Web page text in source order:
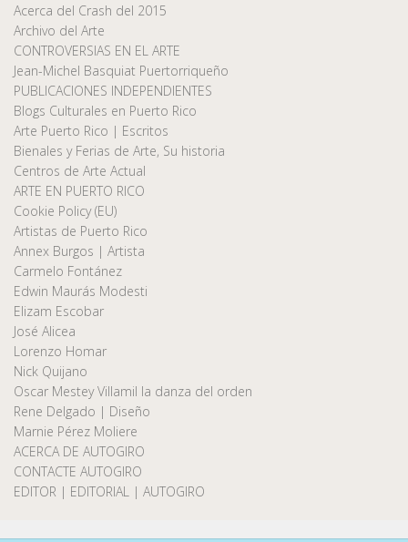
Acerca del Crash del 2015
Archivo del Arte
CONTROVERSIAS EN EL ARTE
Jean-Michel Basquiat Puertorriqueño
PUBLICACIONES INDEPENDIENTES
Blogs Culturales en Puerto Rico
Arte Puerto Rico | Escritos
Bienales y Ferias de Arte, Su historia
Centros de Arte Actual
ARTE EN PUERTO RICO
Cookie Policy (EU)
Artistas de Puerto Rico
Annex Burgos | Artista
Carmelo Fontánez
Edwin Maurás Modesti
Elizam Escobar
José Alicea
Lorenzo Homar
Nick Quijano
Oscar Mestey Villamil la danza del orden
Rene Delgado | Diseño
Marnie Pérez Moliere
ACERCA DE AUTOGIRO
CONTACTE AUTOGIRO
EDITOR | EDITORIAL | AUTOGIRO